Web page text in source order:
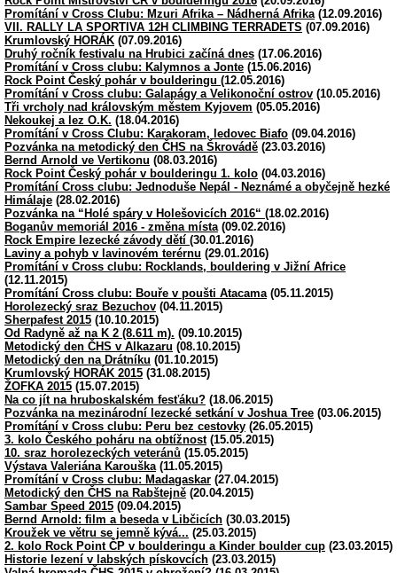
Promítání v Cross Clubu: Mzuri Afrika – Nádherná Afrika(12.09.2016)
VII. RALLY LA SPORTIVA 12H CLIMBING TERRADETS (07.09.2016)
Krumlovský HORÁK (07.09.2016)
Druhý ročník festivalu na Hrubici začíná dnes (17.06.2016)
Promítání v Cross clubu: Kalymnos a Jonte (15.06.2016)
Rock Point Český pohár v boulderingu (12.05.2016)
Promítání v Cross clubu: Galapágy a Velikonoční ostrov (10.05.2016)
Tři vrcholy nad královským městem Kyjovem (05.05.2016)
Nekoukej a lez O.K. (18.04.2016)
Promítání v Cross Clubu: Karakoram, ledovec Biafo (09.04.2016)
Pozvánka na metodický den ČHS na Škrovádě (23.03.2016)
Bernd Arnold ve Vertikonu (08.03.2016)
Rock Point Český pohár v boulderingu 1. kolo (04.03.2016)
Promítání Cross clubu: Jednoduše Nepál - Neznámé a obyčejně hezké
Himálaje (28.02.2016)
Pozvánka na “Holé spáry v Holešovicích 2016“ (18.02.2016)
Boganův memoriál 2016 - změna místa(09.02.2016)
Rock Empire lezecké závody dětí (30.01.2016)
Laviny a pohyb v lavinovém terérnu (29.01.2016)
Promítání v Cross clubu: Rocklands, bouldering v Jižní Africe
(12.11.2015)
Promítání Cross clubu: Bouře v poušti Atacama(05.11.2015)
Horolezecký sraz Bezuchov (04.11.2015)
Sherpafest 2015 (10.10.2015)
Od Radyně až na K 2 (8.611 m). (09.10.2015)
Metodický den ČHS v Alkazaru (08.10.2015)
Metodický den na Drátníku (01.10.2015)
Krumlovský HORÁK 2015 (31.08.2015)
ŽOFKA 2015 (15.07.2015)
Na co jít na hruboskalském fesťáku? (18.06.2015)
Pozvánka na mezinárodní lezecké setkání v Joshua Tree (03.06.2015)
Promítání v Cross clubu: Peru bez cestovky (26.05.2015)
3. kolo Českého poháru na obtížnost(15.05.2015)
10. sraz horolezeckých veteránů (15.05.2015)
Výstava Valeriána Karouška(11.05.2015)
Promítání v Cross clubu: Madagaskar (27.04.2015)
Metodický den ČHS na Rabštejně (20.04.2015)
Sambar Speed 2015 (09.04.2015)
Bernd Arnold: film a beseda v Libčicích (30.03.2015)
Kroužek ve větru se jemně kývá... (25.03.2015)
2. kolo Rock Point ČP v boulderingu a Kinder boulder cup (23.03.2015)
Historie lezení v labských pískovcích (23.03.2015)